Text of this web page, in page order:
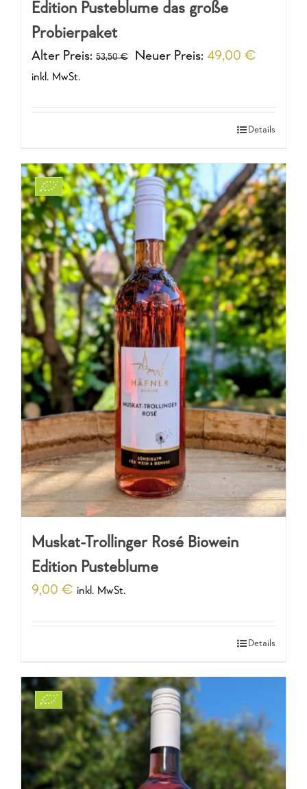
Edition Pusteblume das große
Probierpaket
Alter Preis: 53,50€ Neuer Preis: 49,00 €
inkl. MwSt.
Details
Muskat-Trollinger Rosé Biowein
Edition Pusteblume
9,00 € inkl. MwSt.
Details